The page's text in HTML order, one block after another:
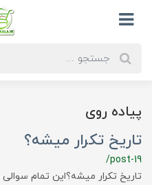
پیاده روی
تاریخ تکرار میشه؟
/post-19
تاریخ تکرار میشه؟این تمام